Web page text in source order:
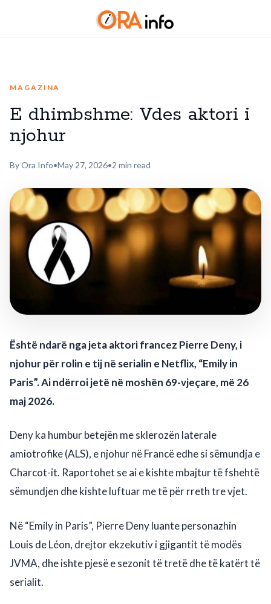
MAGAZINA
E dhimbshme: Vdes aktori i
njohur
By Ora Info•May 27, 2026•2 min read
Është ndarë nga jeta aktori francez Pierre Deny, i
njohur për rolin e tij në serialin e Netflix, “Emily in
Paris”. Ai ndërroi jetë në moshën 69-vjeçare, më 26
maj 2026.
Deny ka humbur betejën me sklerozën laterale
amiotrofike (ALS), e njohur në Francë edhe si sëmundja e
Charcot-it. Raportohet se ai e kishte mbajtur të fshehtë
sëmundjen dhe kishte luftuar me të për rreth tre vjet.
Në “Emily in Paris”, Pierre Deny luante personazhin
Louis de Léon, drejtor ekzekutiv i gjigantit të modës
JVMA, dhe ishte pjesë e sezonit të tretë dhe të katërt të
serialit.